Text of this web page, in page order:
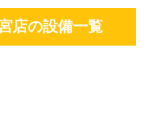
店の設備一覧